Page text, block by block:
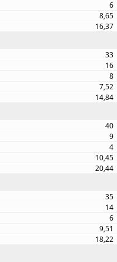
6
8,65
16,37
33
16
8
7,52
14,84
40
9
4
10,45
20,44
35
14
6
9,51
18,22